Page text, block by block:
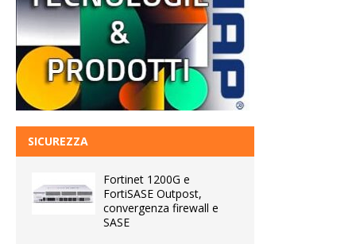
SICUREZZA
Fortinet 1200G e
FortiSASE Outpost,
convergenza firewall e
SASE